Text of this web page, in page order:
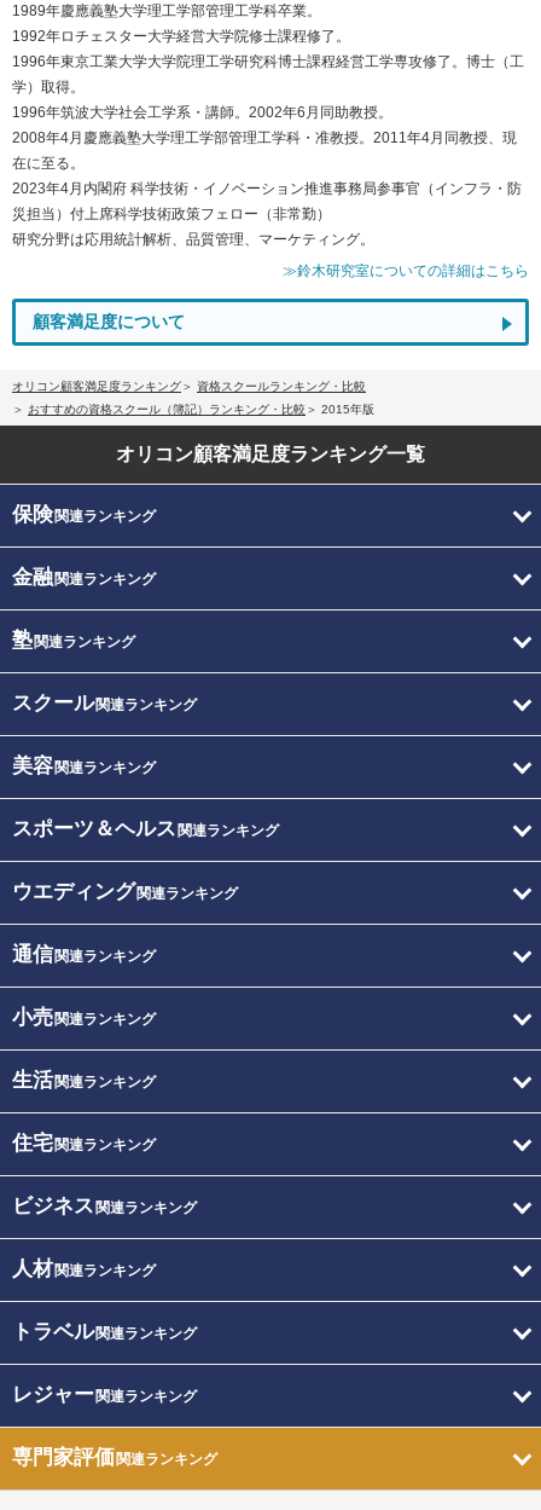
1989年慶應義塾大学理工学部管理工学科卒業。
1992年ロチェスター大学経営大学院修士課程修了。
1996年東京工業大学大学院理工学研究科博士課程経営工学専攻修了。博士（工
学）取得。
1996年筑波大学社会工学系・講師。2002年6月同助教授。
2008年4月慶應義塾大学理工学部管理工学科・准教授。2011年4月同教授、現
在に至る。
2023年4月内閣府 科学技術・イノベーション推進事務局参事官（インフラ・防
災担当）付上席科学技術政策フェロー（非常勤）
研究分野は応用統計解析、品質管理、マーケティング。
≫鈴木研究室についての詳細はこちら
顧客満足度について
オリコン顧客満足度ランキング
資格スクールランキング・比較
おすすめの資格スクール（簿記）ランキング・比較
2015年版
オリコン顧客満足度ランキング一覧
保険関連ランキング
金融関連ランキング
塾関連ランキング
スクール関連ランキング
美容関連ランキング
スポーツ＆ヘルス 関連ランキング
ウエディング関連ランキング
通信関連ランキング
小売関連ランキング
生活関連ランキング
住宅関連ランキング
ビジネス 関連ランキング
人材関連ランキング
トラベル関連ランキング
レジャー関連ランキング
専門家評価関連ランキング